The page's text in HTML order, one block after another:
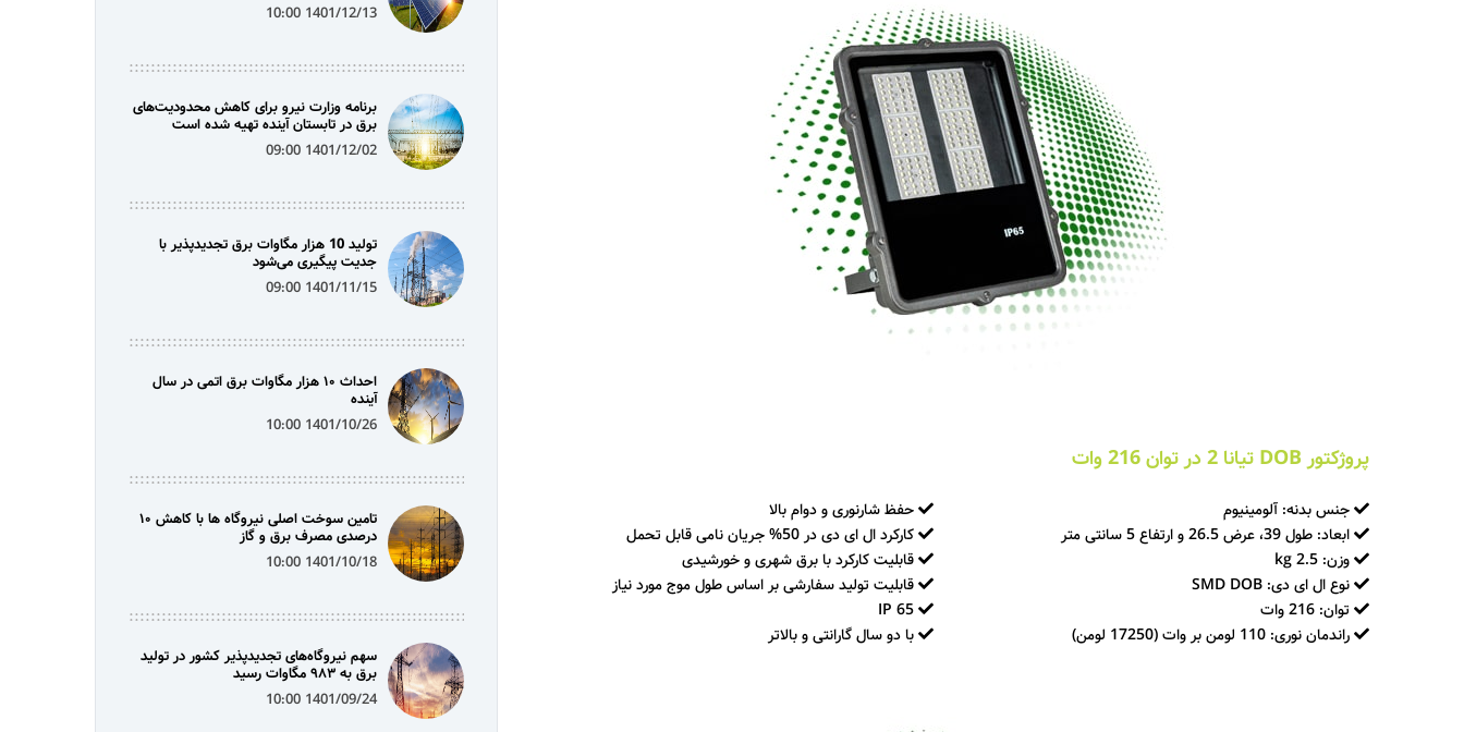
پروژکتور DOB تیانا 2 در توان 216 وات
جنس بدنه: آلومینیوم
ابعاد: طول 39، عرض 26.5 و ارتفاع 5 سانتی متر
وزن: 2.5 kg
نوع ال ای دی: SMD DOB
توان: 216 وات
راندمان نوری: 110 لومن بر وات (17250 لومن)
حفظ شارنوری و دوام بالا
کارکرد ال ای دی در 50% جریان نامی قابل تحمل
قابلیت کارکرد با برق شهری و خورشیدی
قابلیت تولید سفارشی بر اساس طول موج مورد نیاز
با دو سال گارانتی و بالاتر
1401/12/13 10:00
برنامه وزارت نیرو برای کاهش محدودیت‌های
برق در تابستان آینده تهیه شده است
1401/12/02 09:00
تولید 10 هزار مگاوات برق تجدیدپذیر با
جدیت پیگیری می‌شود
1401/11/15 09:00
احداث ۱۰ هزار مگاوات برق اتمی در سال
آینده
1401/10/26 10:00
تامین سوخت اصلی نیروگاه ها با کاهش ۱۰
درصدی مصرف برق و گاز
1401/10/18 10:00
سهم نیروگاه‌های تجدیدپذیر کشور در تولید
برق به ۹۸۳ مگاوات رسید
1401/09/24 10:00